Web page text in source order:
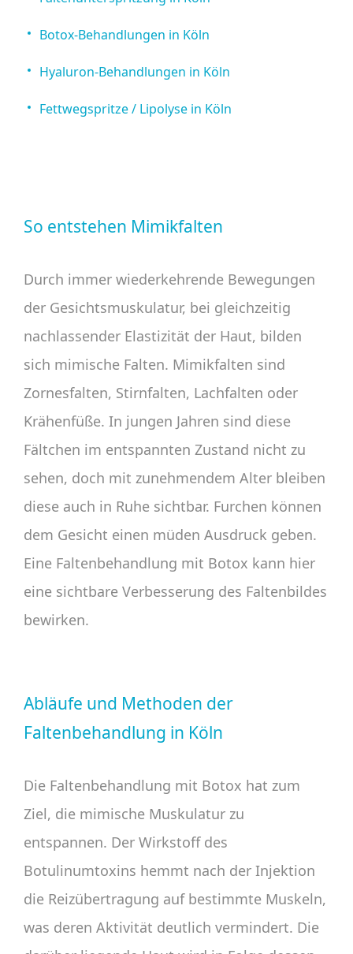
Botox-Behandlungen in Köln
Hyaluron-Behandlungen in Köln
Fettwegspritze / Lipolyse in Köln
So entstehen Mimikfalten
Durch immer wiederkehrende Bewegungen
der Gesichtsmuskulatur, bei gleichzeitig
nachlassender Elastizität der Haut, bilden
sich mimische Falten. Mimikfalten sind
Zornesfalten, Stirnfalten, Lachfalten oder
Krähenfüße. In jungen Jahren sind diese
Fältchen im entspannten Zustand nicht zu
sehen, doch mit zunehmendem Alter bleiben
diese auch in Ruhe sichtbar. Furchen können
dem Gesicht einen müden Ausdruck geben.
Eine Faltenbehandlung mit Botox kann hier
eine sichtbare Verbesserung des Faltenbildes
bewirken.
Abläufe und Methoden der
Faltenbehandlung in Köln
Die Faltenbehandlung mit Botox hat zum
Ziel, die mimische Muskulatur zu
entspannen. Der Wirkstoff des
Botulinumtoxins hemmt nach der Injektion
die Reizübertragung auf bestimmte Muskeln,
was deren Aktivität deutlich vermindert. Die